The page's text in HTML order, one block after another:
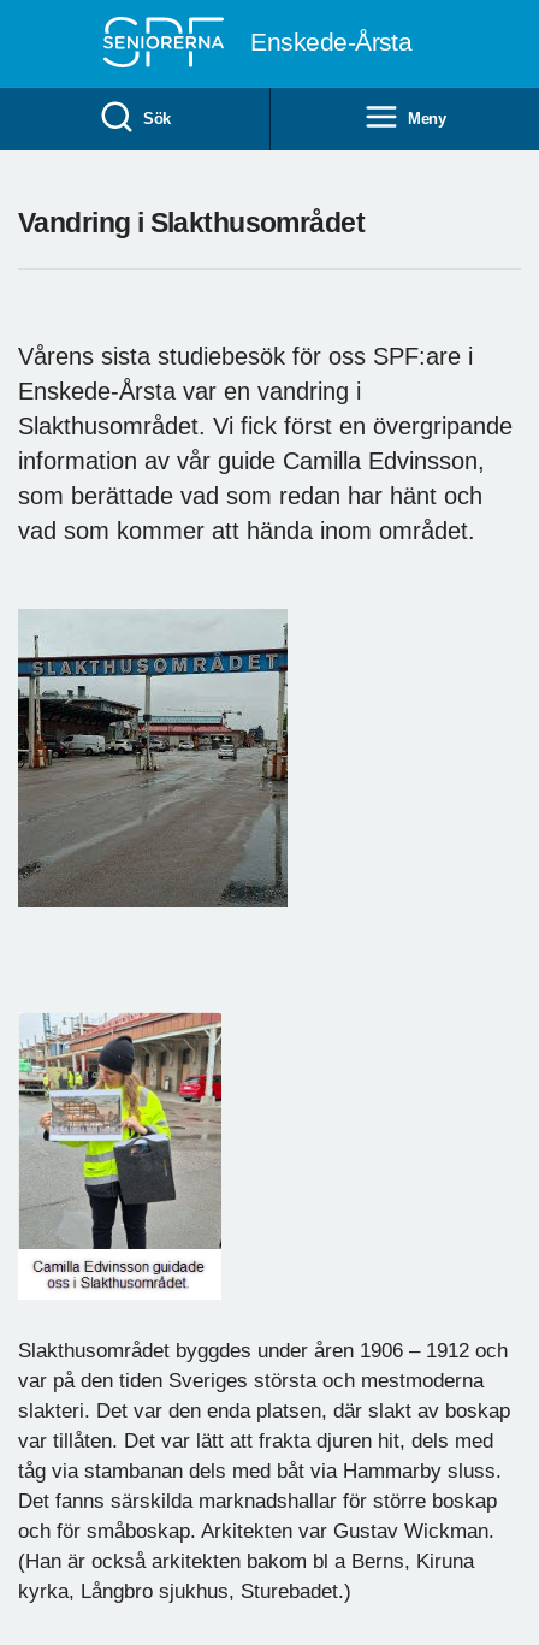
Enskede-Årsta
Sök Meny
Vandring i Slakthusområdet
Vårens sista studiebesök för oss SPF:are i
Enskede-Årsta var en vandring i
Slakthusområdet. Vi fick först en övergripande
information av vår guide Camilla Edvinsson,
som berättade vad som redan har hänt och
vad som kommer att hända inom området.
Slakthusområdet byggdes under åren 1906 – 1912 och
var på den tiden Sveriges största och mestmoderna
slakteri. Det var den enda platsen, där slakt av boskap
var tillåten. Det var lätt att frakta djuren hit, dels med
tåg via stambanan dels med båt via Hammarby sluss.
Det fanns särskilda marknadshallar för större boskap
och för småboskap. Arkitekten var Gustav Wickman.
(Han är också arkitekten bakom bl a Berns, Kiruna
kyrka, Långbro sjukhus, Sturebadet.)